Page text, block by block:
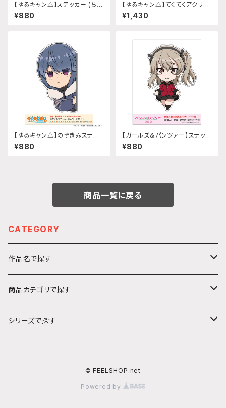
【ゆるキャン△】ステッカー (ちく
わテント『SEASON3』)
¥880
【ゆるキャン△】てくてくアクリル
スタンド(『SEASON3』犬山 あ
おい)
¥1,430
【ゆるキャン△】のぞきみステッ
カー (志摩リン『SEASON3』)給
油口サイズ
¥880
【ガールズ＆パンツァー】ステッカ
ー 給油口 (島田愛里寿 聖グロ
リアーナver.)
¥880
商品一覧に戻る
CATEGORY
作品名で探す
カ行
ガールズ＆パンツァー
サ行
商品カテゴリで探す
アクリルキーホルダー
シリーズで探す
© FEELSHOP.net
Powered by